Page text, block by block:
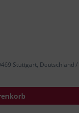
Stuttgart, Deutschland /